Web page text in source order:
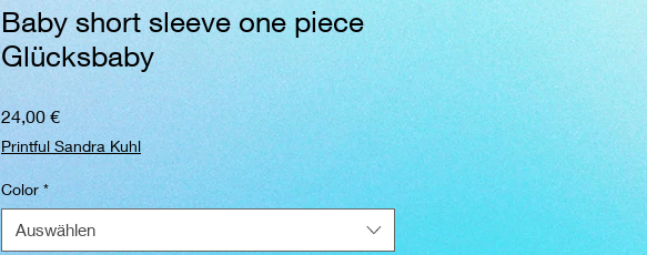
Baby short sleeve one piece
Glücksbaby
24,00 €Preis
Printful Sandra Kuhl
Color *
Auswählen